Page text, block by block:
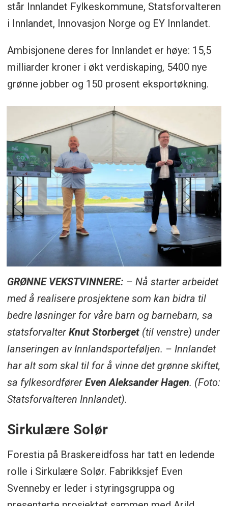
står Innlandet Fylkeskommune, Statsforvalteren
i Innlandet, Innovasjon Norge og EY Innlandet.
Ambisjonene deres for Innlandet er høye: 15,5
milliarder kroner i økt verdiskaping, 5400 nye
grønne jobber og 150 prosent eksportøkning.
GRØNNE VEKSTVINNERE: – Nå starter arbeidet
med å realisere prosjektene som kan bidra til
bedre løsninger for våre barn og barnebarn, sa
statsforvalter Knut Storberget(til venstre) under
lanseringen av Innlandsporteføljen. – Innlandet
har alt som skal til for å vinne det grønne skiftet,
sa fylkesordfører Even Aleksander Hagen. (Foto:
Statsforvalteren Innlandet).
Sirkulære Solør
Forestia på Braskereidfoss har tatt en ledende
rolle i Sirkulære Solør. Fabrikksjef Even
Svenneby er leder i styringsgruppa og